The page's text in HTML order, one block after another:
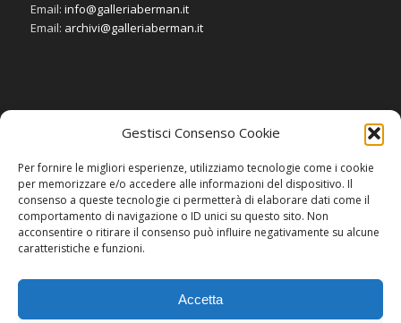
Gestisci Consenso Cookie
Per fornire le migliori esperienze, utilizziamo tecnologie come i cookie
per memorizzare e/o accedere alle informazioni del dispositivo. Il
consenso a queste tecnologie ci permetterà di elaborare dati come il
comportamento di navigazione o ID unici su questo sito. Non
acconsentire o ritirare il consenso può influire negativamente su alcune
caratteristiche e funzioni.
Accetta
Email: info@galleriaberman.it
Email: archivi@galleriaberman.it